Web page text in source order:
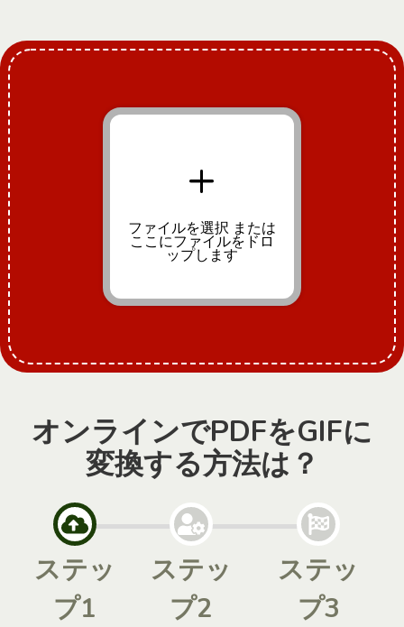
+
ファイルを選択 または
ここにファイルをドロ
ップします
オンラインでPDFをGIFに
変換する方法は？
ステッ
プ1
ステッ
プ2
ステッ
プ3